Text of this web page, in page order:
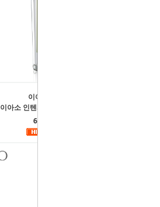
이아소 BEST
이아소 인텐시브 클리어 부스터
68,000원